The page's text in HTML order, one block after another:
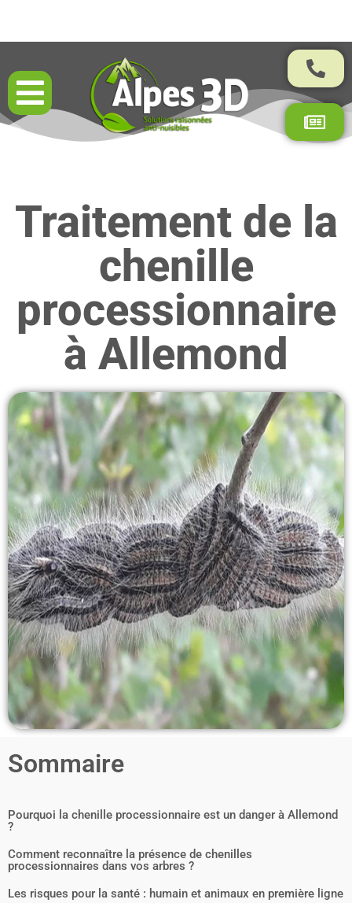
Résultats garantis par contrat
Traitement de la
chenille
processionnaire
à Allemond
Sommaire
Pourquoi la chenille processionnaire est un danger à Allemond
?
Comment reconnaître la présence de chenilles
processionnaires dans vos arbres ?
Les risques pour la santé : humain et animaux en première ligne